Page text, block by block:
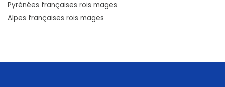
Pyrénées françaises rois mages
Alpes françaises rois mages